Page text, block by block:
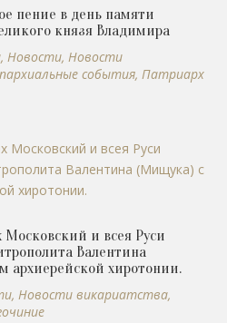
пение в день памяти
князя Владимира
,Новости,Новости
события,Патриарх
и всея Руси
Валентина
архиерейской хиротонии.
,Новости викариатства,